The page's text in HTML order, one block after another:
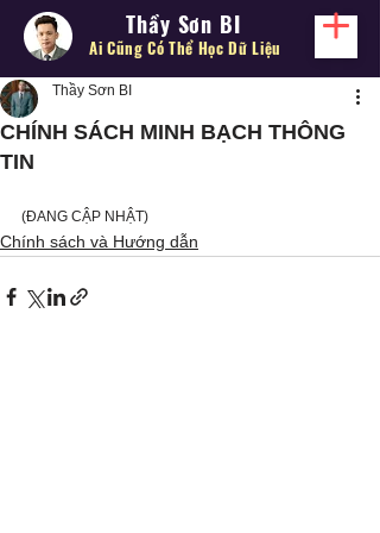
Thầy Sơn BI
Ai Cũng Có Thể Học Dữ Liệu
CHÍNH SÁCH MINH BẠCH THÔNG
TIN
Thầy Sơn BI
(ĐANG CẬP NHẬT)
Chính sách và Hướng dẫn